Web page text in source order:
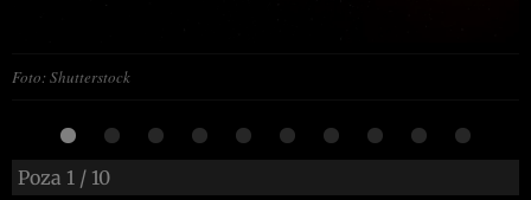
Foto: Shutterstock
Poza 1 / 10